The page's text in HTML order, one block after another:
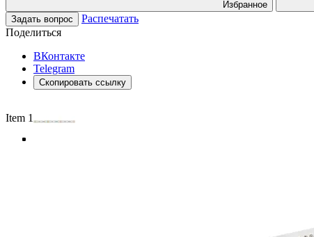
Избранное
Задать вопрос
Распечатать
Поделиться
ВКонтакте
Telegram
Скопировать ссылку
Item 1 of 4